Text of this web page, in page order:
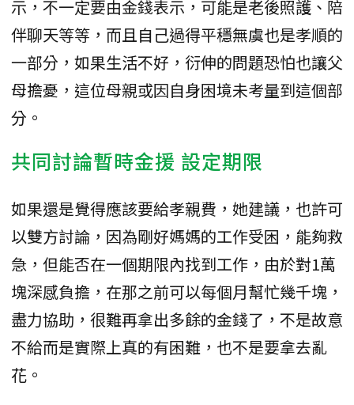
示，不一定要由金錢表示，可能是老後照護、陪
伴聊天等等，而且自己過得平穩無虞也是孝順的
一部分，如果生活不好，衍伸的問題恐怕也讓父
母擔憂，這位母親或因自身困境未考量到這個部
分。
共同討論暫時金援 設定期限
如果還是覺得應該要給孝親費，她建議，也許可
以雙方討論，因為剛好媽媽的工作受困，能夠救
急，但能否在一個期限內找到工作，由於對1萬
塊深感負擔，在那之前可以每個月幫忙幾千塊，
盡力協助，很難再拿出多餘的金錢了，不是故意
不給而是實際上真的有困難，也不是要拿去亂
花。